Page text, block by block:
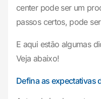
center pode ser um
passos certos, pode
E aqui estão algumas
Veja abaixo!
Defina as expectativas